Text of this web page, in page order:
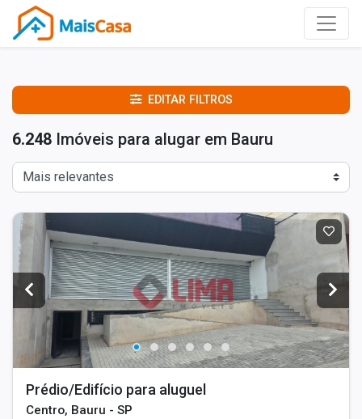
EDITAR FILTROS
6.248 Imóveis para alugar em Bauru
Prédio/Edifício para aluguel
Centro, Bauru - SP